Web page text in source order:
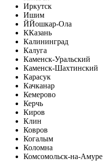
Иркутск
Ишим
ЙЙошкар-Ола
ККазань
Калининград
Калуга
Каменск-Уральский
Каменск-Шахтинский
Карасук
Качканар
Кемерово
Керчь
Киров
Клин
Ковров
Когалым
Коломна
Комсомольск-на-Амуре